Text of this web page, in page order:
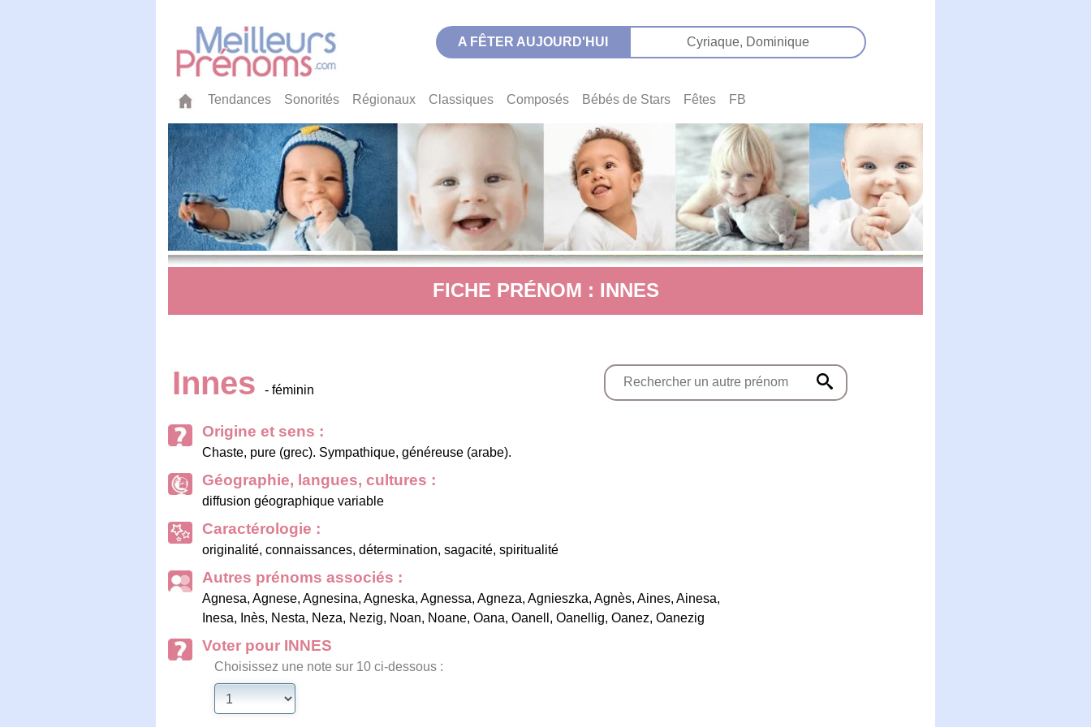
A FÊTER AUJOURD'HUI Cyriaque, Dominique
Tendances Sonorités Régionaux Classiques Composés Bébés de Stars Fêtes FB
FICHE PRÉNOM : INNES
Innes - féminin
Origine et sens :
Chaste, pure (grec). Sympathique, généreuse (arabe).
Géographie, langues, cultures :
diffusion géographique variable
Caractérologie :
originalité, connaissances, détermination, sagacité, spiritualité
Autres prénoms associés :
Agnesa, Agnese, Agnesina, Agneska, Agnessa, Agneza, Agnieszka, Agnès, Aines, Ainesa,
Inesa, Inès, Nesta, Neza, Nezig, Noan, Noane, Oana, Oanell , Oanellig, Oanez, Oanezig
Voter pour INNES
Choisissez une note sur 10 ci-dessous :